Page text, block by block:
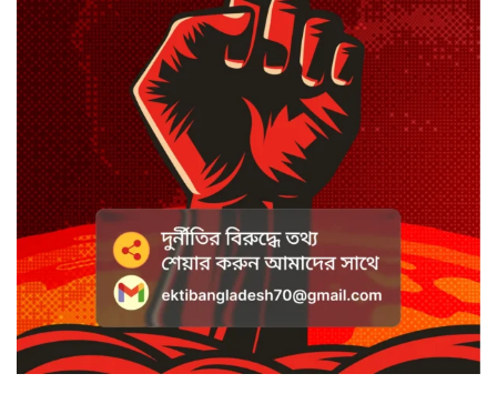
কটাক্ষ আর বিদ্রূপে জমে উঠেছে
ভ্যান্সের রাজনীতি
সৌদি আরবে হুতি হামলায় শিশুসহ
আহত ১১